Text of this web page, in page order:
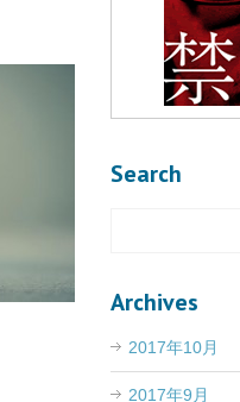
Search
Archives
2017年10月
2017年9月